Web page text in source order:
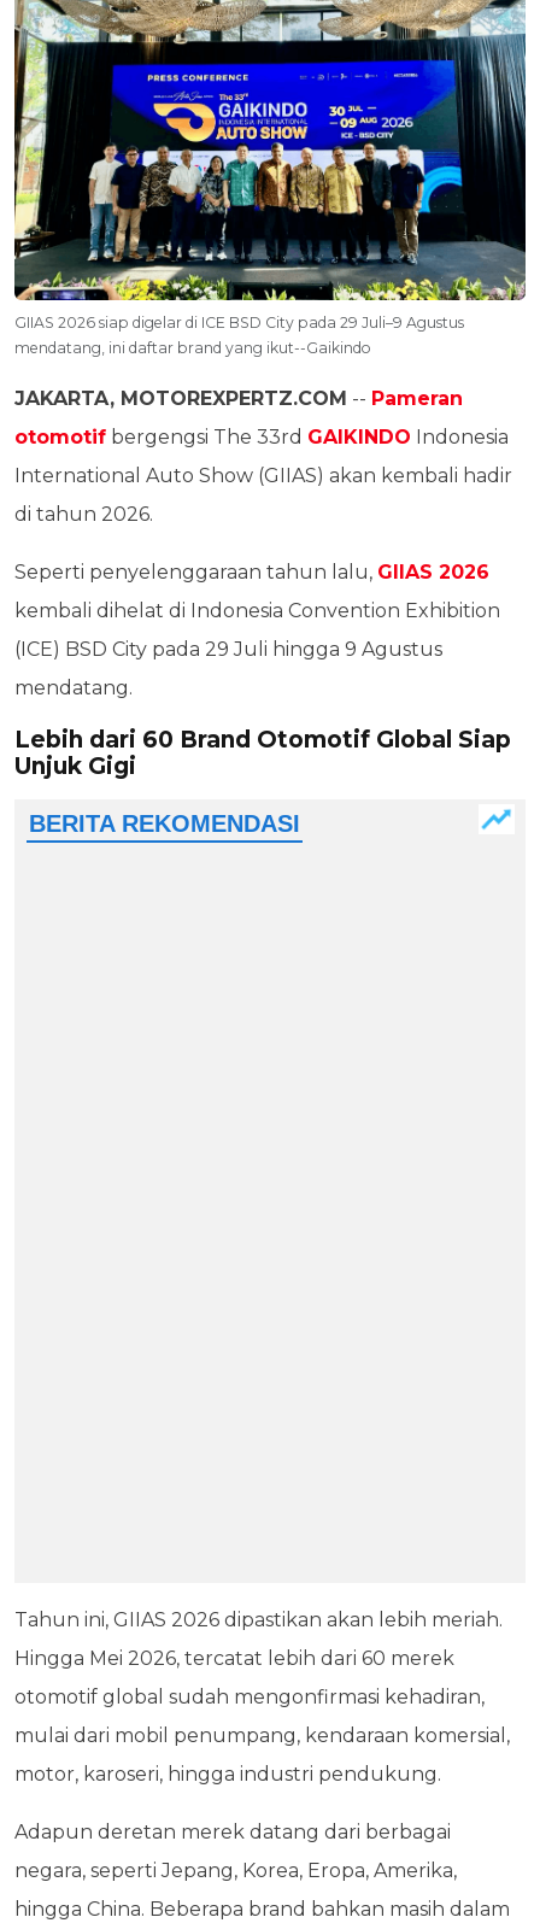
GIIAS 2026 siap digelar di ICE BSD City pada 29 Juli–9 Agustus
mendatang, ini daftar brand yang ikut--Gaikindo
JAKARTA, MOTOREXPERTZ.COM -- Pameran
otomotif bergengsi The 33rd GAIKINDO Indonesia
International Auto Show (GIIAS) akan kembali hadir
di tahun 2026.
Seperti penyelenggaraan tahun lalu, GIIAS 2026
kembali dihelat di Indonesia Convention Exhibition
(ICE) BSD City pada 29 Juli hingga 9 Agustus
mendatang.
Lebih dari 60 Brand Otomotif Global Siap
Unjuk Gigi
Tahun ini, GIIAS 2026 dipastikan akan lebih meriah.
Hingga Mei 2026, tercatat lebih dari 60 merek
otomotif global sudah mengonfirmasi kehadiran,
mulai dari mobil penumpang, kendaraan komersial,
motor, karoseri, hingga industri pendukung.
Adapun deretan merek datang dari berbagai
negara, seperti Jepang, Korea, Eropa, Amerika,
hingga China. Beberapa brand bahkan masih dalam